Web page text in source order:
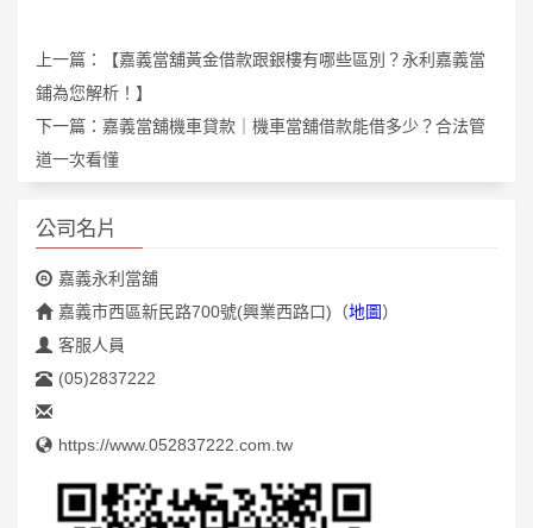
上一篇：
【嘉義當舖黃金借款跟銀樓有哪些區別？永利嘉義當
鋪為您解析！】
下一篇： 嘉義當舖機車貸款｜機車當舖借款能借多少？合法管
道一次看懂
公司名片
嘉義永利當舖
嘉義市西區新民路700號(興業西路口) （地圖）
客服人員
(05)2837222
https://www.052837222.com.tw